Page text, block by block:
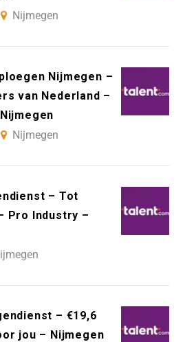
Nijmegen
Nijmegen –
van Nederland –
Nijmegen
– Tot
Pro Industry –
– €19,6
jou – Nijmegen